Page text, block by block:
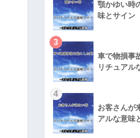
顎かゆい時
味とサイン
3
車で物損事
リチュアル
4
お客さんが
アルな意味